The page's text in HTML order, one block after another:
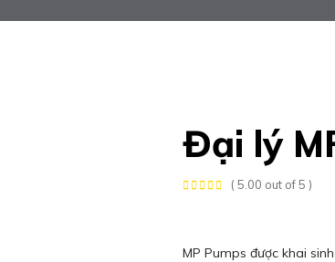
Đại lý
( 5.00 out of 5 )
MP Pumps được khai